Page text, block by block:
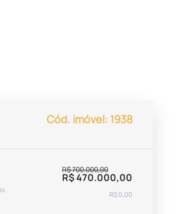
Cód. imóvel: 1938
R$ 700.000,00
R$ 470.000,00
R$ 0,00